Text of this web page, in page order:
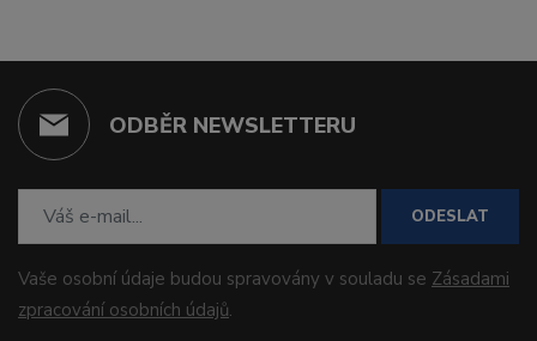
ODBĚR NEWSLETTERU
ODESLAT
Vaše osobní údaje budou spravovány v souladu se Zásadami
zpracování osobních údajů.